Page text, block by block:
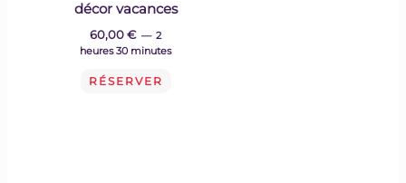
décor vacances
60,00€
2
heures 30 minutes
RÉSERVER